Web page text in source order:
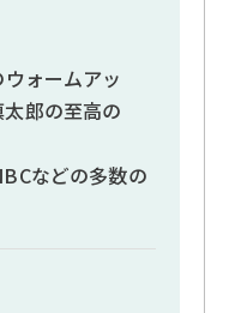
ウォームアッ
太郎の至高の
などの多数の